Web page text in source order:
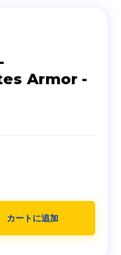
Armor -
カートに追加